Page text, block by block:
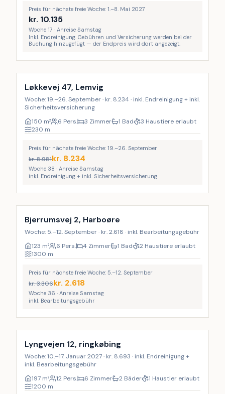
Preis für nächste freie Woche: 1.–8. Mai 2027
kr. 10.135
Woche 17 · Anreise Samstag
Inkl. Endreinigung. Gebühren und Versicherung werden bei der
Buchung hinzugefügt — der Endpreis wird dort angezeigt.
Inkl. Endreinigung
Løkkevej 47, Lemvig
Woche: 19.–26. September · kr. 8.234 · inkl. Endreinigung + inkl.
Sicherheitsversicherung
150 m² 6 Pers. 3 Zimmer 1 Bad
3 Haustiere erlaubt
230 m
Preis für nächste freie Woche: 19.–26. September
kr.8.981kr. 8.234
Woche 38 · Anreise Samstag
inkl. Endreinigung + inkl. Sicherheitsversicherung
LAST MINUTE
Bjerrumsvej 2, Harboøre
Woche: 5.–12. September · kr. 2.618 · inkl. Bearbeitungsgebühr
123 m² 6 Pers. 4 Zimmer 1 Bad
2 Haustiere erlaubt
1300 m
Preis für nächste freie Woche: 5.–12. September
kr.3.306kr. 2.618
Woche 36 · Anreise Samstag
inkl. Bearbeitungsgebühr
Inkl. Endreinigung
Lyngvejen 12, ringkøbing
Woche: 10.–17. Januar 2027 · kr. 8.693 · inkl. Endreinigung +
inkl. Bearbeitungsgebühr
197 m² 12 Pers. 6 Zimmer 2 Bäder
1 Haustier erlaubt
1200 m